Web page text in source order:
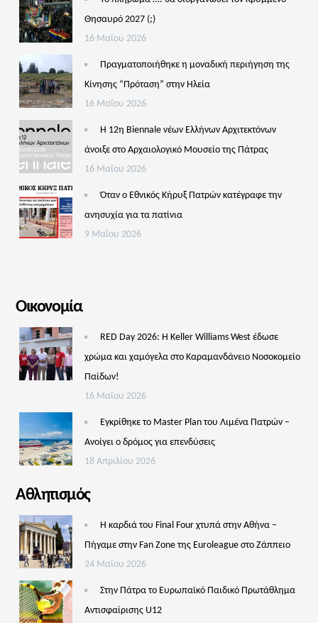
Θησαυρό 2027 (;)
16 Μαΐου 2026
Πραγματοποιήθηκε η μοναδική περιήγηση της
Κίνησης “Πρόταση” στην Ηλεία
16 Μαΐου 2026
Η 12η Biennale νέων Ελλήνων Αρχιτεκτόνων
άνοιξε στο Αρχαιολογικό Μουσείο της Πάτρας
16 Μαΐου 2026
Όταν ο Εθνικός Κήρυξ Πατρών κατέγραφε την
ανησυχία για τα πατίνια
9 Μαΐου 2026
Οικονομία
RED Day 2026: Η Keller Williams West έδωσε
χρώμα και χαμόγελα στο Καραμανδάνειο Νοσοκομείο
Παίδων!
16 Μαΐου 2026
Εγκρίθηκε το Master Plan του Λιμένα Πατρών –
Aνοίγει ο δρόμος για επενδύσεις
18 Απριλίου 2026
Αθλητισμός
Η καρδιά του Final Four χτυπά στην Αθήνα –
Πήγαμε στην Fan Zone της Euroleague στο Ζάππειο
24 Μαΐου 2026
Στην Πάτρα το Ευρωπαϊκό Παιδικό Πρωτάθλημα
Αντισφαίρισης U12